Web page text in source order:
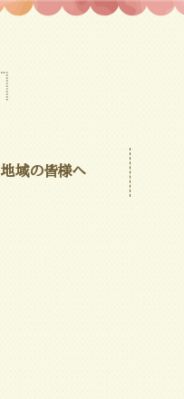
地域の皆様へ